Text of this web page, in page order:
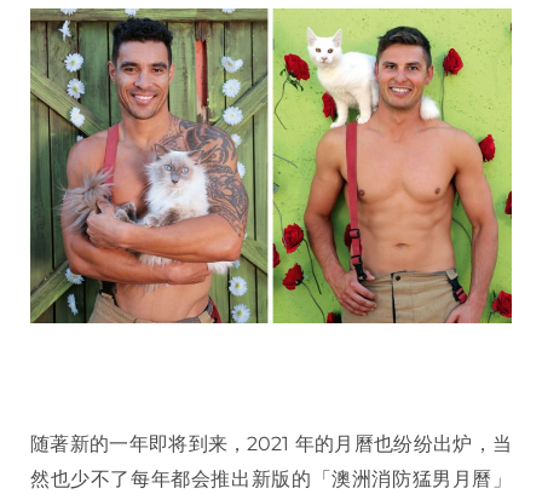
随著新的一年即将到来，2021 年的月曆也纷纷出炉，当
然也少不了每年都会推出新版的「澳洲消防猛男月曆」